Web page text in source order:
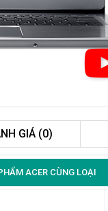
GIÁ (0)
ACER CÙNG LOẠI